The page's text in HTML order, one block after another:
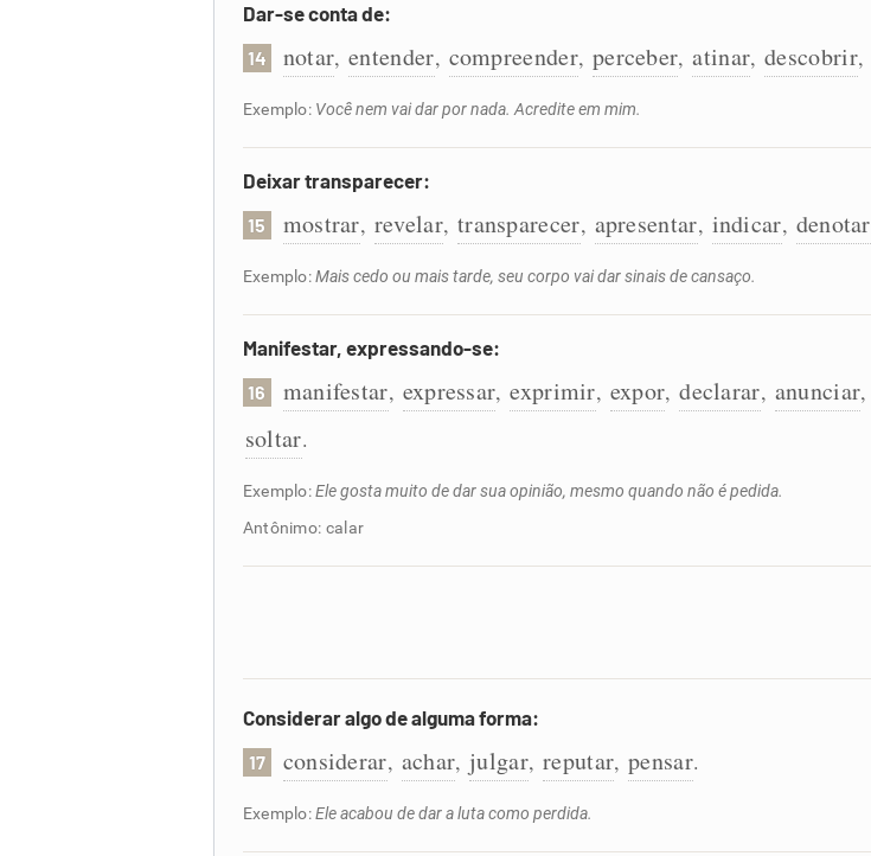
Dar-se conta de:
14 notar, entender, compreender, perceber, atinar, descobrir,
Exemplo: Você nem vai dar por nada. Acredite em mim.
Deixar transparecer:
15 mostrar, revelar, transparecer, apresentar, indicar, denotar
Exemplo:Mais cedo ou mais tarde, seu corpo vai dar sinais de cansaço.
Manifestar, expressando-se:
16 manifestar, expressar, exprimir, expor, declarar, anunciar,
soltar.
Exemplo:Ele gosta muito de dar sua opinião, mesmo quando não é pedida.
Antônimo: calar
Considerar algo de alguma forma:
17 considerar, achar, julgar, reputar, pensar.
Exemplo:Ele acabou de dar a luta como perdida.